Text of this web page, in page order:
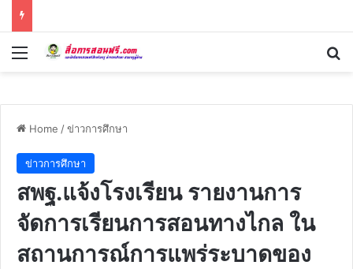
Menu
Home /ข่าวการศึกษา
ข่าวการศึกษา
สพฐ.แจ้งโรงเรียน รายงานการ
จัดการเรียนการสอนทางไกล ใน
สถานการณ์การแพร่ระบาดของ